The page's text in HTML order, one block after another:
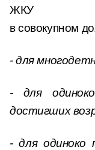
ЖКУ
в совокупном
- для
- для
достигших
- для одиноко